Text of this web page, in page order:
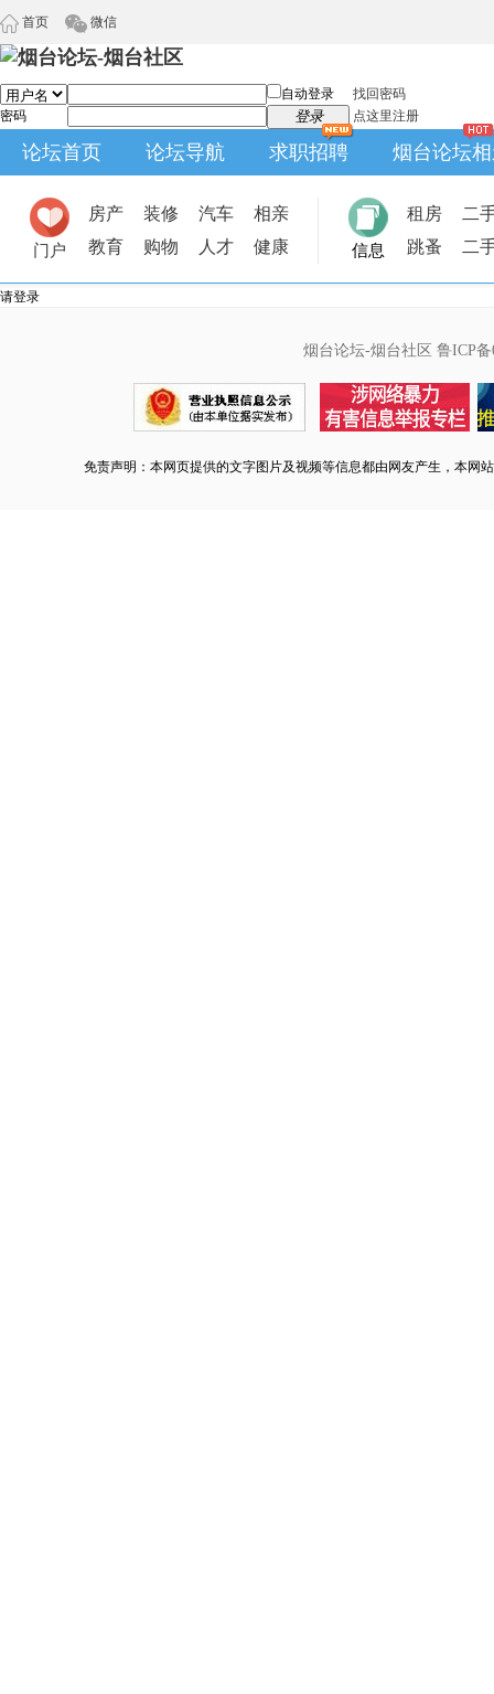
首页 微信
自动登录
找回密码
密码
登录 点这里注册
论坛首页 论坛导航 求职招聘 烟台论坛
门户
房产 装修 汽车
相亲
教育
购物 人才 健康 信息
租房
二
跳蚤
二
请登录
烟台论坛-烟台社区 鲁ICP备
免责声明：本网页提供的文字图片及视频等信息都由网友产生，本网